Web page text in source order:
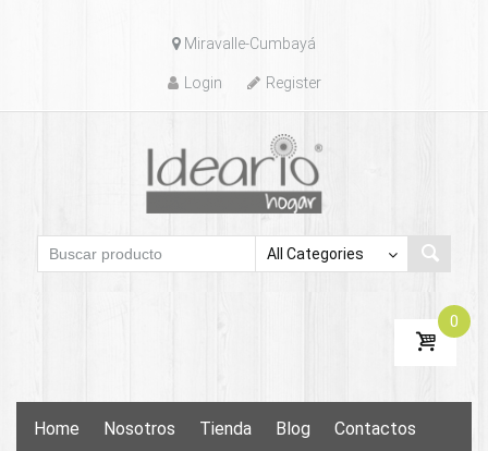
to
Miravalle-Cumbayá
Login Register
0
Home Nosotros Tienda Blog Contactos